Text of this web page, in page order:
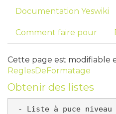
Documentation Yeswiki
Comment faire pour
Cette page est modifiable
ReglesDeFormatage
Obtenir des listes
- Liste à puce niveau